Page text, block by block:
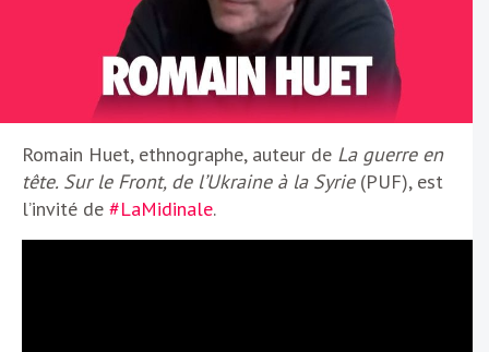
Romain Huet, ethnographe, auteur de La guerre en
tête. Sur le Front, de l’Ukraine à la Syrie(PUF), est
l’invité de #LaMidinale.